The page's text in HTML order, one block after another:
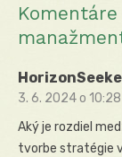
3. 6. 2024 o 10:28
Aký je rozdiel
tvorbe stratégie